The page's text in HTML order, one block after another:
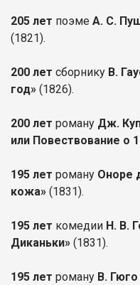
205 лет поэме А. С.
(1821).
200 лет сборнику В.
год» (1826).
200 лет роману Дж.
или Повествование о
195 лет роману Оноре
кожа» (1831).
195 лет комедии Н. В.
Диканьки» (1831).
195 лет роману В.